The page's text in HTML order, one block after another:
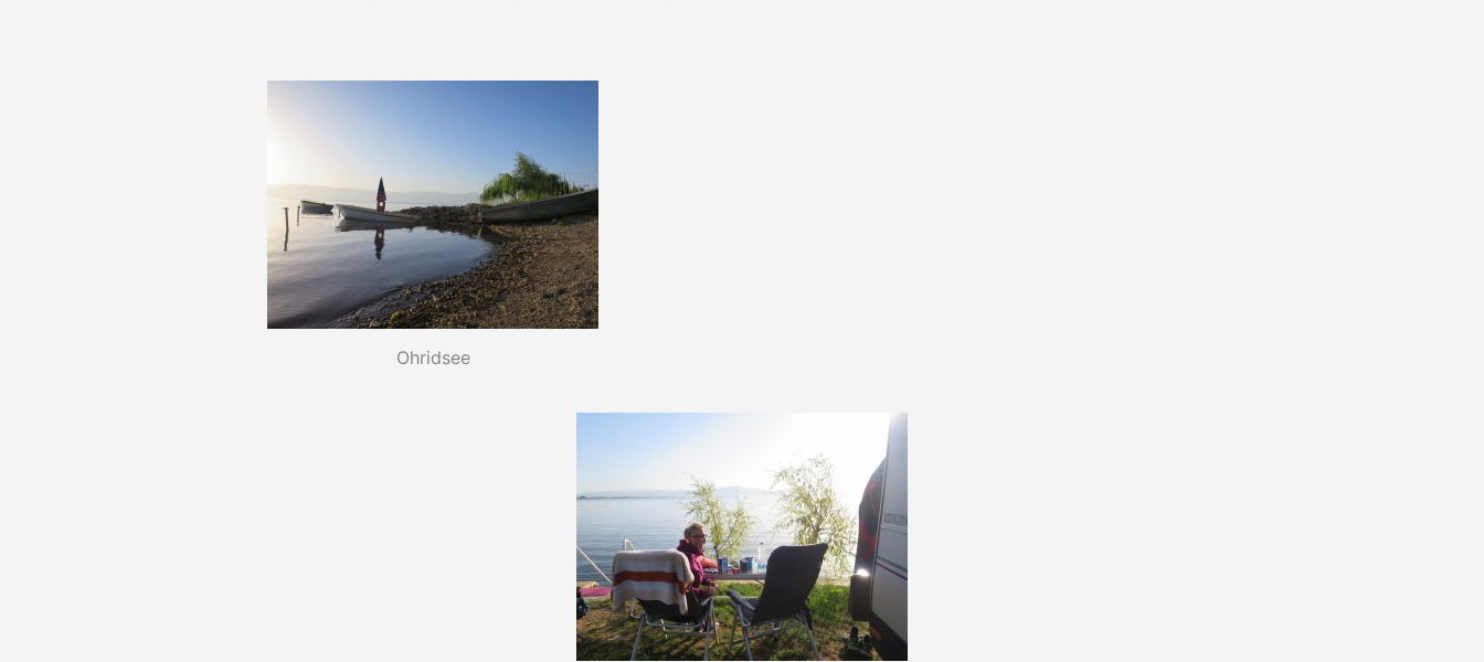
Ohridsee